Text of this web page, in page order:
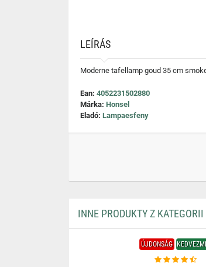
LEÍRÁS
Moderne tafellamp goud 35 cm
Ean: 4052231502880
Márka: Honsel
Eladó: Lampaesfeny
INNE PRODUKTY Z
ÚJDONSÁG